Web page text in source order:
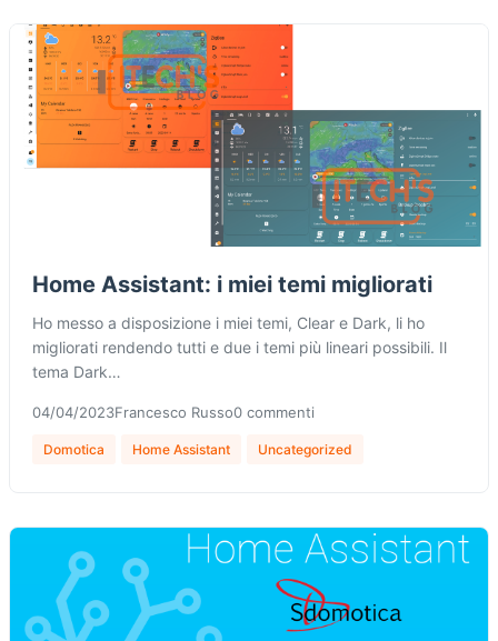
Home Assistant: i miei temi migliorati
Ho messo a disposizione i miei temi, Clear e Dark, li ho
migliorati rendendo tutti e due i temi più lineari possibili. Il
tema Dark…
04/04/2023Francesco Russo0 commenti
Domotica Home Assistant Uncategorized